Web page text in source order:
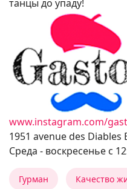
танцы до упаду!
www.instagram.com/
1951 avenue des Diables
Среда - воскресенье с
Гурман Качество